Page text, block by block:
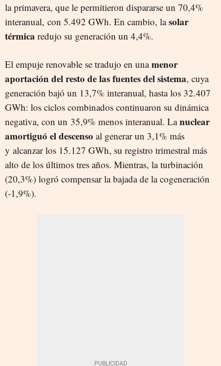
la primavera, que le permitieron dispararse un 70,4%
interanual, con 5.492 GWh. En cambio, lasolar
térmica redujo su generación un 4,4%.
El empuje renovable se tradujo en unamenor
aportación del resto de las fuentes del sistema, cuya
generación bajó un 13,7% interanual, hasta los 32.407
GWh: los ciclos combinados continuaron su dinámica
negativa, con un 35,9% menos interanual. Lanuclear
amortiguó el descenso al generar un 3,1% más
y alcanzar los 15.127 GWh, su registro trimestral más
alto de los últimos tres años. Mientras, la turbinación
(20,3%) logró compensar la bajada de la cogeneración
(-1,9%).